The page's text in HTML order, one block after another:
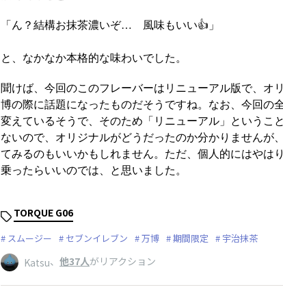
「ん？結構お抹茶濃いぞ… 風味もいい👍️」
と、なかなか本格的な味わいでした。
聞けば、今回のこのフレーバーはリニューアル版で、オ
博の際に話題になったものだそうですね。なお、今回の
変えているそうで、そのため「リニューアル」というこ
ないので、オリジナルがどうだったのか分かりませんが
てみるのもいいかもしれません。ただ、個人的にはやは
乗ったらいいのでは、と思いました。
TORQUE G06
スムージー セブンイレブン 万博 期間限定 宇治抹茶
Katsu、 他37人がリアクション